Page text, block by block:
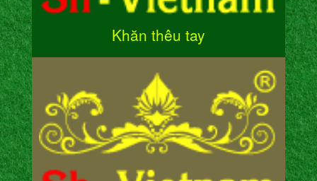
Khăn thêu tay